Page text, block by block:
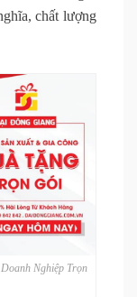
chất lượng
Nghiệp Trọn